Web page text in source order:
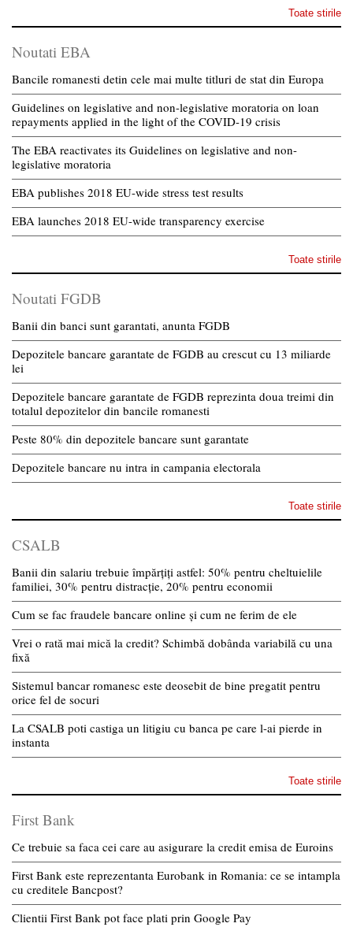
Toate stirile
Noutati EBA
Bancile romanesti detin cele mai multe titluri de stat din Europa
Guidelines on legislative and non-legislative moratoria on loan
repayments applied in the light of the COVID-19 crisis
The EBA reactivates its Guidelines on legislative and non-
legislative moratoria
EBA publishes 2018 EU-wide stress test results
EBA launches 2018 EU-wide transparency exercise
Toate stirile
Noutati FGDB
Banii din banci sunt garantati, anunta FGDB
Depozitele bancare garantate de FGDB au crescut cu 13 miliarde
lei
Depozitele bancare garantate de FGDB reprezinta doua treimi din
totalul depozitelor din bancile romanesti
Peste 80% din depozitele bancare sunt garantate
Depozitele bancare nu intra in campania electorala
Toate stirile
CSALB
Banii din salariu trebuie împărțiți astfel: 50% pentru cheltuielile
familiei, 30% pentru distracție, 20% pentru economii
Cum se fac fraudele bancare online și cum ne ferim de ele
Vrei o rată mai mică la credit? Schimbă dobânda variabilă cu una
fixă
Sistemul bancar romanesc este deosebit de bine pregatit pentru
orice fel de socuri
La CSALB poti castiga un litigiu cu banca pe care l-ai pierde in
instanta
Toate stirile
First Bank
Ce trebuie sa faca cei care au asigurare la credit emisa de Euroins
First Bank este reprezentanta Eurobank in Romania: ce se intampla
cu creditele Bancpost?
Clientii First Bank pot face plati prin Google Pay